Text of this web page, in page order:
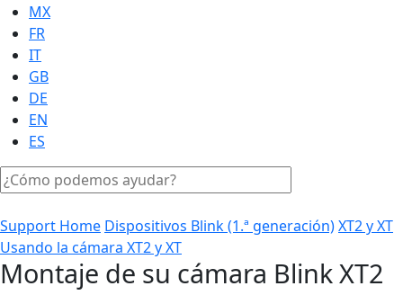
MX
FR
IT
GB
DE
EN
ES
Support Home Dispositivos Blink (1.ª generación)XT2 y XT
Usando la cámara XT2 y XT
Montaje de su cámara Blink XT2